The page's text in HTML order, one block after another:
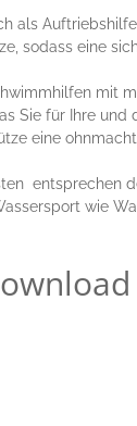
als
sodass eine
mit
Sie für Ihre
eine
entsprechen
wie